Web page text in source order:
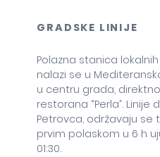
GRADSKE LINIJE
Polazna stanica
nalazi se u
u centru grada,
restorana “Perla”.
Petrovca, održavaju se
prvim polaskom u 6 h
01:30.